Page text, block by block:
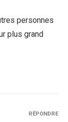
personnes
plus grand
RÉPONDRE